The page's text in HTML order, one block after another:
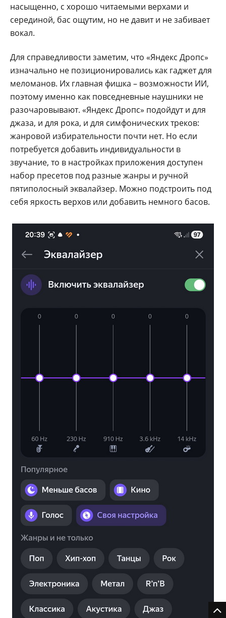
насыщенно, с хорошо читаемыми верхами и
серединой, бас ощутим, но не давит и не забивает
вокал.
Для справедливости заметим, что «Яндекс Дропс»
изначально не позиционировались как гаджет для
меломанов. Их главная фишка – возможности ИИ,
поэтому именно как повседневные наушники не
разочаровывают. «Яндекс Дропс» подойдут и для
джаза, и для рока, и для симфонических треков:
жанровой избирательности почти нет. Но если
потребуется добавить индивидуальности в
звучание, то в настройках приложения доступен
набор пресетов под разные жанры и ручной
пятиполосный эквалайзер. Можно подстроить под
себя яркость верхов или добавить немного басов.